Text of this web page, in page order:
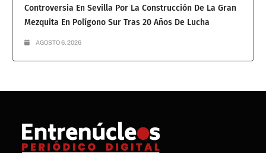
Controversia En Sevilla Por La Construcción De La Gran
Mezquita En Polígono Sur Tras 20 Años De Lucha
AGOSTO 6, 2026